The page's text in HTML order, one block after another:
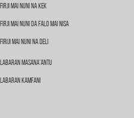
Firji Mai Nuni Na Kek
Firji Mai Nuni Da Falo Mai Nisa
Firiji Mai Nuni Na Deli
Labaran Masana'antu
Labaran Kamfani